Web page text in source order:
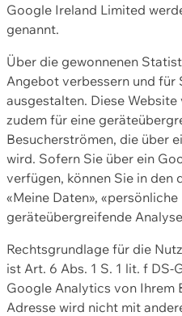
Google Ireland Limited
genannt.
Über die gewonnenen
Angebot verbessern und für
ausgestalten. Diese
zudem für eine
Besucherströmen, die über
wird. Sofern Sie über ein
verfügen, können Sie in den
«Meine Daten»,
geräteübergreifende
Rechtsgrundlage für die
ist Art. 6 Abs. 1 S. 1 lit. f DS-
Google Analytics von Ihrem
Adresse wird nicht mit